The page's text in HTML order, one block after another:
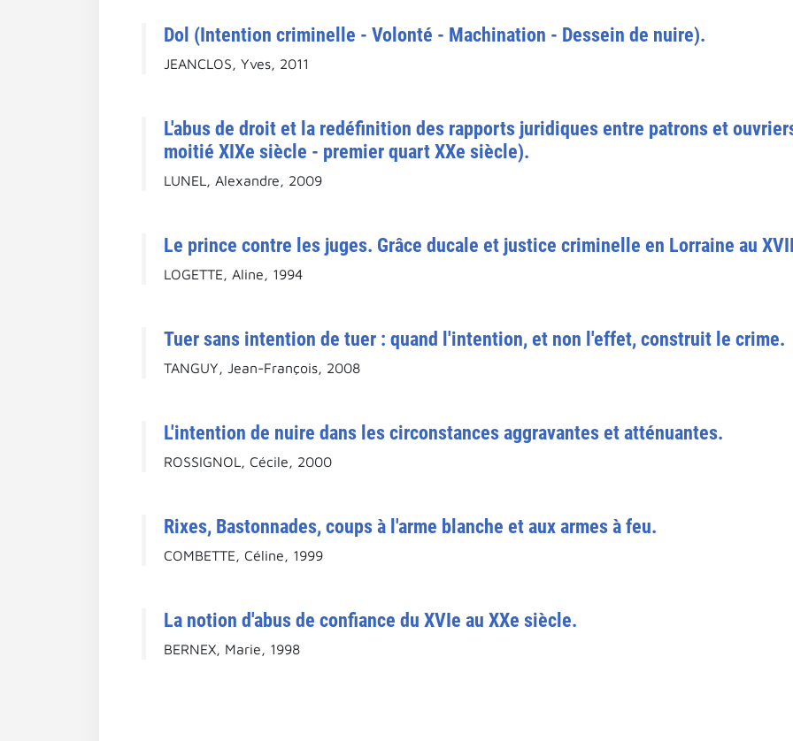
Dol (Intention criminelle - Volonté - Machination - Dessein de nuire).
JEANCLOS, Yves, 2011
L'abus de droit et la redéfinition des rapports juridiques entre patrons et
moitié XIXe siècle - premier quart XXe siècle).
LUNEL, Alexandre, 2009
Le prince contre les juges. Grâce ducale et justice criminelle en Lorraine au
LOGETTE, Aline, 1994
Tuer sans intention de tuer : quand l'intention, et non l'effet, construit le crime.
TANGUY, Jean-François, 2008
L'intention de nuire dans les circonstances aggravantes et atténuantes.
ROSSIGNOL, Cécile, 2000
Rixes, Bastonnades, coups à l'arme blanche et aux armes à feu.
COMBETTE, Céline, 1999
La notion d'abus de confiance du XVIe au XXe siècle.
BERNEX, Marie, 1998